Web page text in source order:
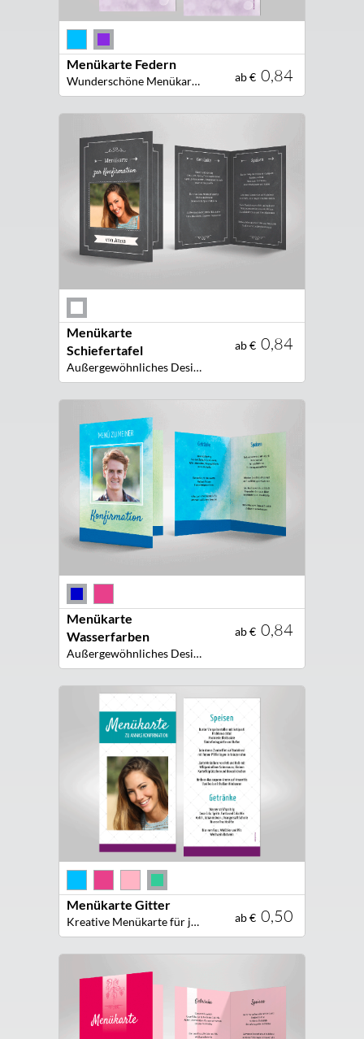
ab € 0,84
Menükarte Federn
Wunderschöne Menükarte für jede Festtafel!
ab € 0,84
Menükarte
Schiefertafel
Außergewöhnliches Design! Edle Menükarte im Schiefer Design für Ihre Festtafel!
ab € 0,84
Menükarte
Wasserfarben
Außergewöhnliches Design! Farbschöne Menükarte in Wasserfarben Optik für Ihre Festtafel!
ab € 0,50
Menükarte Gitter
Kreative Menükarte für jede Festtafel!